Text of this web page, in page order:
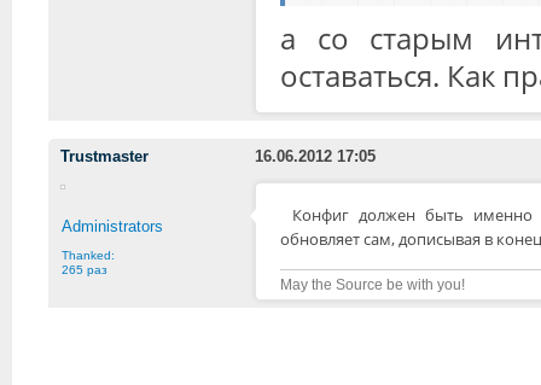
а со старым
оставаться. Как
Trustmaster 16.06.2012 17:05
Administrators
Thanked:
265 раз
Конфиг должен быть именно
обновляет сам, дописывая в
May the Source be with you!